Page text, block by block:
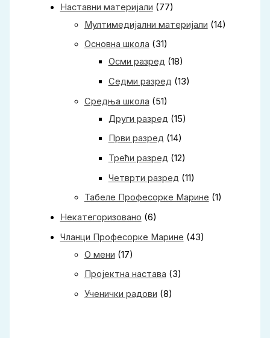
Наставни материјали (77)
Мултимедијални материјали (14)
Основна школа (31)
Осми разред (18)
Седми разред (13)
Средња школа (51)
Други разред (15)
Први разред (14)
Трећи разред (12)
Четврти разред (11)
Табеле Професорке Марине (1)
Некатегоризовано (6)
Чланци Професорке Марине (43)
О мени (17)
Пројектна настава (3)
Ученички радови (8)